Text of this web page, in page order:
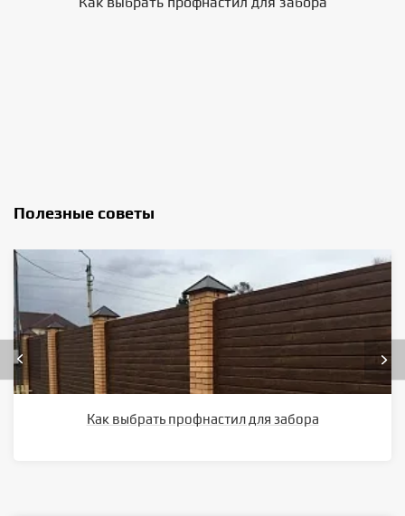
Полезные советы
Как выбрать профнастил для забора